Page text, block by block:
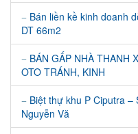
Bán liền kề kinh doanh
DT 66m2
BÁN GẤP NHÀ THANH
OTO TRÁNH, KINH
Biệt thự khu P Ciputra –
Nguyễn Vă